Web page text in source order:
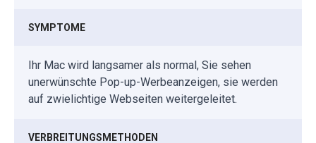
SYMPTOME
Ihr Mac wird langsamer als normal, Sie sehen
unerwünschte Pop-up-Werbeanzeigen, sie werden
auf zwielichtige Webseiten weitergeleitet.
VERBREITUNGSMETHODEN